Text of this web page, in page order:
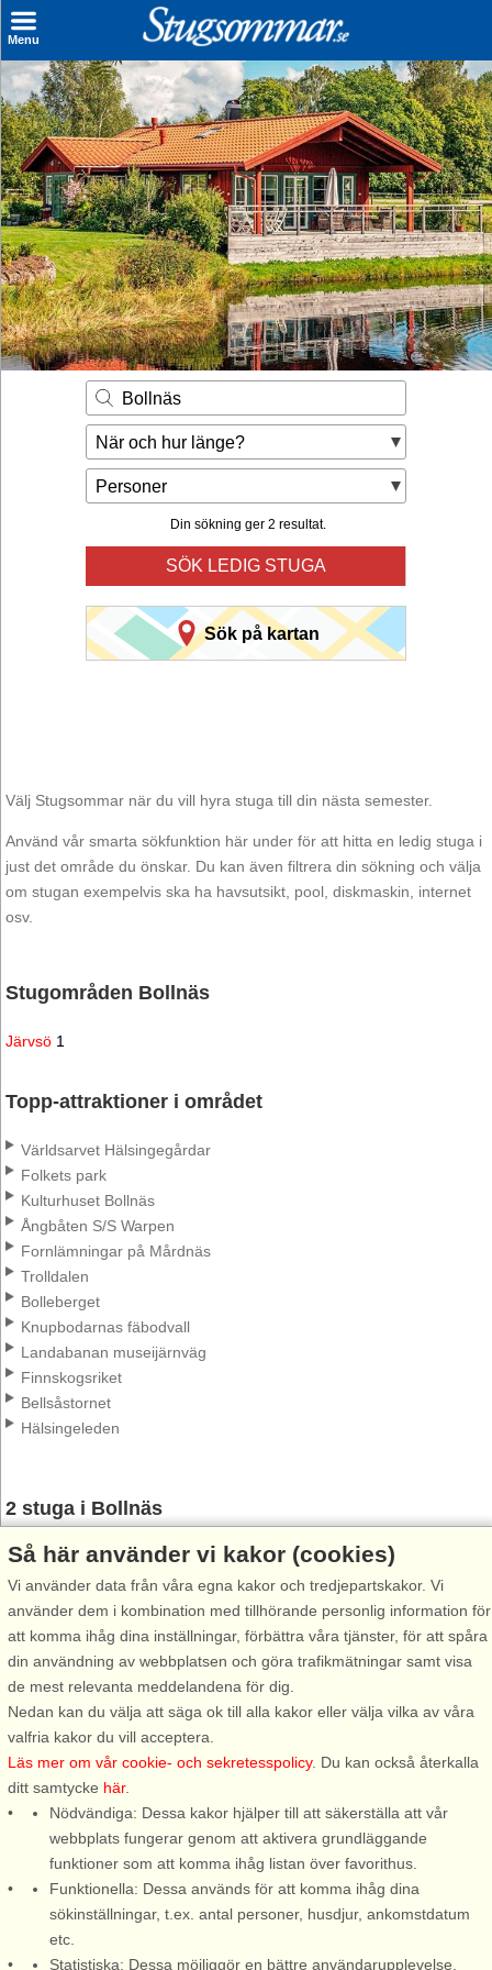
Menu
Sök stuga
Sista Minuten
Genvägar
Inspiration
Kontakt
Husägare
Se hur mycket du kan tjäna
Räkna ut din
hyresintäkt
Bollnäs
När och hur länge?
Personer
Din sökning ger 2 resultat.
SÖK LEDIG STUGA
Sök på kartan
Välj Stugsommar när du vill hyra stuga till din nästa semester.
Använd vår smarta sökfunktion här under för att hitta en ledig stuga i
just det område du önskar. Du kan även filtrera din sökning och välja
om stugan exempelvis ska ha havsutsikt, pool, diskmaskin, internet
osv.
Stugområden Bollnäs
Järvsö 1
Topp-attraktioner i området
Världsarvet Hälsingegårdar
Folkets park
Kulturhuset Bollnäs
Ångbåten S/S Warpen
Fornlämningar på Mårdnäs
Trolldalen
Bolleberget
Knupbodarnas fäbodvall
Landabanan museijärnväg
Finnskogsriket
Bellsåstornet
Hälsingeleden
2 stuga i Bollnäs
Stugnr: 7290
Bollnäs
6 personer, 90 m²
100 m till sjö/hav:.
Fin vit stuga precis intill
Istesjön. Här finns badbrygga,
stor altan och härlig omgivning.
Perfekt för familjen som vill ha
lugnet men ändå närhet till det
som vill uppleva ...
Så här använder vi kakor (cookies)
Vi använder data från våra egna kakor och tredjepartskakor. Vi
använder dem i kombination med tillhörande personlig information för
att komma ihåg dina inställningar, förbättra våra tjänster, för att spåra
din användning av webbplatsen och göra trafikmätningar samt visa
de mest relevanta meddelandena för dig.
Nedan kan du välja att säga ok till alla kakor eller välja vilka av våra
valfria kakor du vill acceptera.
Läs mer om vår cookie- och sekretesspolicy. Du kan också återkalla
ditt samtycke här.
Nödvändiga: Dessa kakor hjälper till att säkerställa att vår
webbplats fungerar genom att aktivera grundläggande
funktioner som att komma ihåg listan över favorithus.
Funktionella: Dessa används för att komma ihåg dina
sökinställningar, t.ex. antal personer, husdjur, ankomstdatum
etc.
Statistiska: Dessa möjliggör en bättre användarupplevelse,